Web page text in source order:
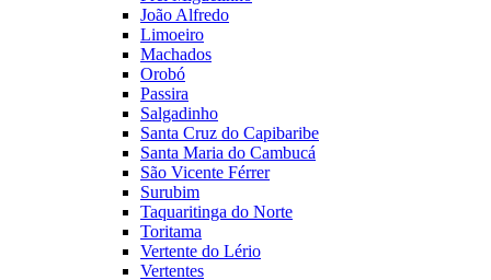
João Alfredo
Limoeiro
Machados
Orobó
Passira
Salgadinho
Santa Cruz do Capibaribe
Santa Maria do Cambucá
São Vicente Férrer
Surubim
Taquaritinga do Norte
Toritama
Vertente do Lério
Vertentes